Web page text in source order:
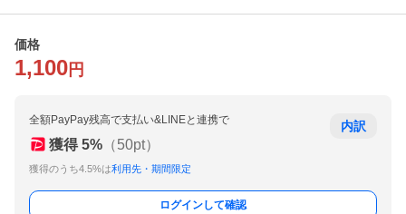
価格
1,100 円
全額PayPay残高で支払い&LINEと連携で
獲得 5% （50pt）
獲得のうち4.5%は利用先・期間限定
内訳
ログインして確認